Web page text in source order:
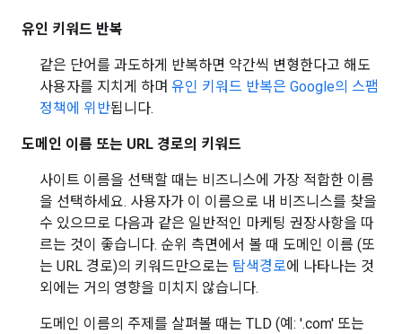
유인 키워드 반복
같은 단어를 과도하게 반복하면 약간씩 변형한다고 해도
사용자를 지치게 하며 유인 키워드 반복은 Google의 스팸
정책에 위반됩니다.
도메인 이름 또는 URL 경로의 키워드
사이트 이름을 선택할 때는 비즈니스에 가장 적합한 이름
을 선택하세요. 사용자가 이 이름으로 내 비즈니스를 찾을
수 있으므로 다음과 같은 일반적인 마케팅 권장사항을 따
르는 것이 좋습니다. 순위 측면에서 볼 때 도메인 이름 (또
는 URL 경로)의 키워드만으로는 탐색경로에 나타나는 것
외에는 거의 영향을 미치지 않습니다.
도메인 이름의 주제를 살펴볼 때는 TLD (예: '.com' 또는